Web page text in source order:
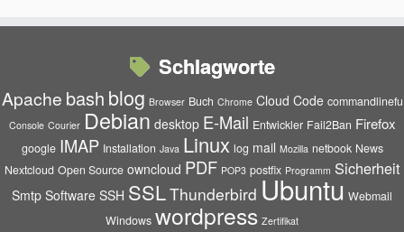
Schlagworte
Apache bash blog Browser Buch Chrome Cloud Code commandlinefu
Console Courier Debian desktop E-Mail Entwickler Fail2Ban Firefox
google IMAP Installation Java Linux log mail Mozilla netbook News
Nextcloud Open Source owncloud PDF POP3 postfix Programm Sicherheit
Smtp Software SSH SSLThunderbird Ubuntu Webmail
Windows wordpress Zertifikat